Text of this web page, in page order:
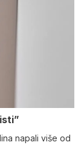
napali više od